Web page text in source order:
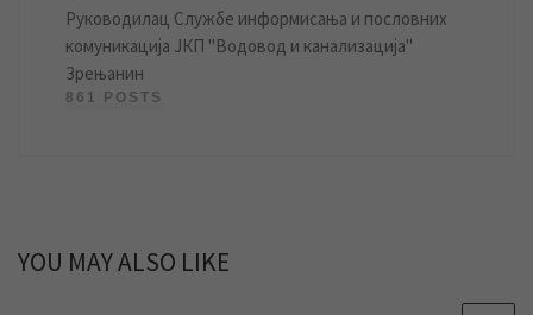
Руководилац Службе информисања и пословних
комуникација ЈКП "Водовод и канализација"
Зрењанин
861 POSTS
YOU MAY ALSO LIKE